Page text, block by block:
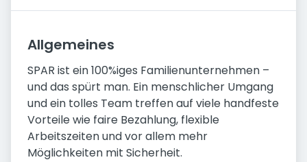
Allgemeines
SPAR ist ein 100%iges Familienunternehmen –
und das spürt man. Ein menschlicher Umgang
und ein tolles Team treffen auf viele handfeste
Vorteile wie faire Bezahlung, flexible
Arbeitszeiten und vor allem mehr
Möglichkeiten mit Sicherheit.